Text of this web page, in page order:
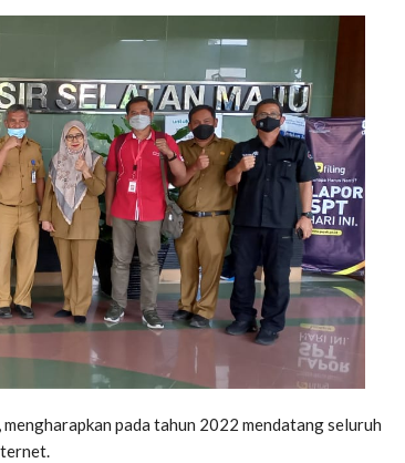
pada tahun 2022 mendatang seluruh